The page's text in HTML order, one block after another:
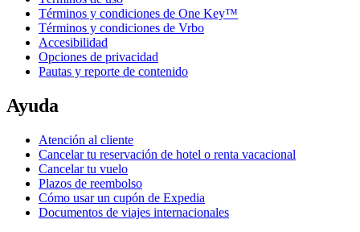
Términos y condiciones de One Key™
Términos y condiciones de Vrbo
Accesibilidad
Opciones de privacidad
Pautas y reporte de contenido
Ayuda
Atención al cliente
Cancelar tu reservación de hotel o renta vacacional
Cancelar tu vuelo
Plazos de reembolso
Cómo usar un cupón de Expedia
Documentos de viajes internacionales